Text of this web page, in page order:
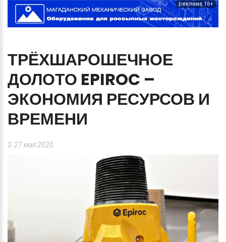
реклама 16+
ТРЁХШАРОШЕЧНОЕ
ДОЛОТО EPIROC –
ЭКОНОМИЯ РЕСУРСОВ И
ВРЕМЕНИ
27 мая 2020